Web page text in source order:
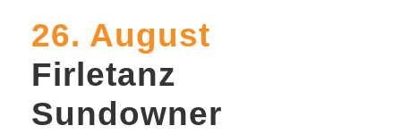
26. August
Firletanz
Sundowner